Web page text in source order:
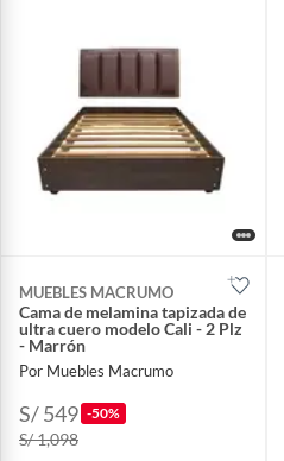
MUEBLES MACRUMO
Cama de melamina tapizada de
ultra cuero modelo Cali - 2 Plz
- Marrón
Por Muebles Macrumo
S/ 549 -50%
S/ 1,098